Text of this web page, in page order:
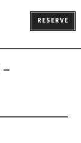
RESERVE